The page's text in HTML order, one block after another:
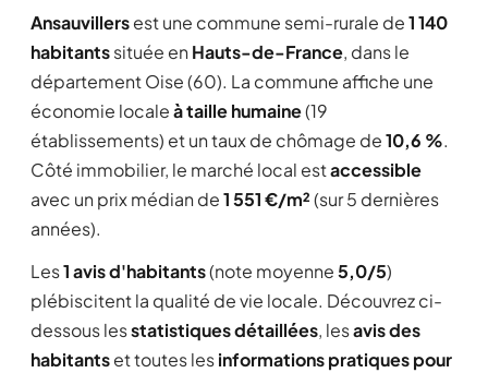
Ansauvillersest une commune semi-rurale de1 140
habitantssituée en Hauts-de-France, dans le
département Oise (60). La commune affiche une
économie localeà taille humaine(19
établissements) et un taux de chômage de10,6 %.
Côté immobilier, le marché local estaccessible
avec un prix médian de1 551 €/m²(sur 5 dernières
années).
Les1 avis d'habitants(note moyenne5,0/5)
plébiscitent la qualité de vie locale. Découvrez ci-
dessous lesstatistiques détaillées, lesavis des
habitantset toutes lesinformations pratiques pour